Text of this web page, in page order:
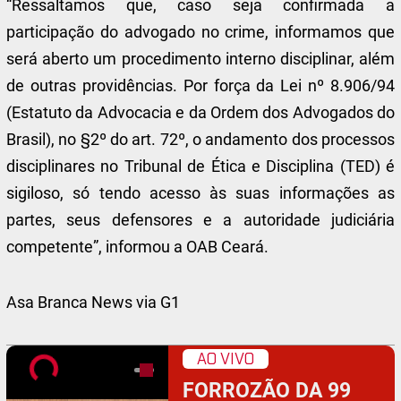
“Ressaltamos que, caso seja confirmada a
participação do advogado no crime, informamos que
será aberto um procedimento interno disciplinar, além
de outras providências. Por força da Lei nº 8.906/94
(Estatuto da Advocacia e da Ordem dos Advogados do
Brasil), no §2º do art. 72º, o andamento dos processos
disciplinares no Tribunal de Ética e Disciplina (TED) é
sigiloso, só tendo acesso às suas informações as
partes, seus defensores e a autoridade judiciária
competente”, informou a OAB Ceará.
Asa Branca News via G1
AO VIVO
FORROZÃO DA 99